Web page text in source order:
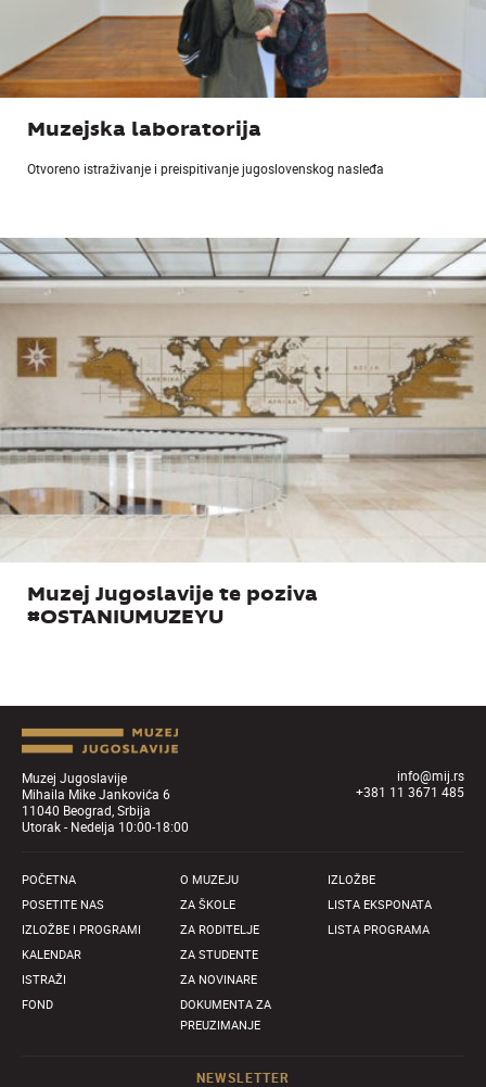
Muzejska laboratorija
Otvoreno istraživanje i preispitivanje jugoslovenskog nasleđa
Muzej Jugoslavije te poziva
#OSTANIUMUZEYU
Muzej Jugoslavije
Mihaila Mike Jankovića 6
11040 Beograd, Srbija
Utorak - Nedelja 10:00-18:00
info@mij.rs
+381 11 3671 485
POČETNA
POSETITE NAS
IZLOŽBE I PROGRAMI
KALENDAR
ISTRAŽI
FOND
O MUZEJU
ZA ŠKOLE
ZA RODITELJE
ZA STUDENTE
ZA NOVINARE
DOKUMENTA ZA
PREUZIMANJE
IZLOŽBE
LISTA EKSPONATA
LISTA PROGRAMA
NEWSLETTER